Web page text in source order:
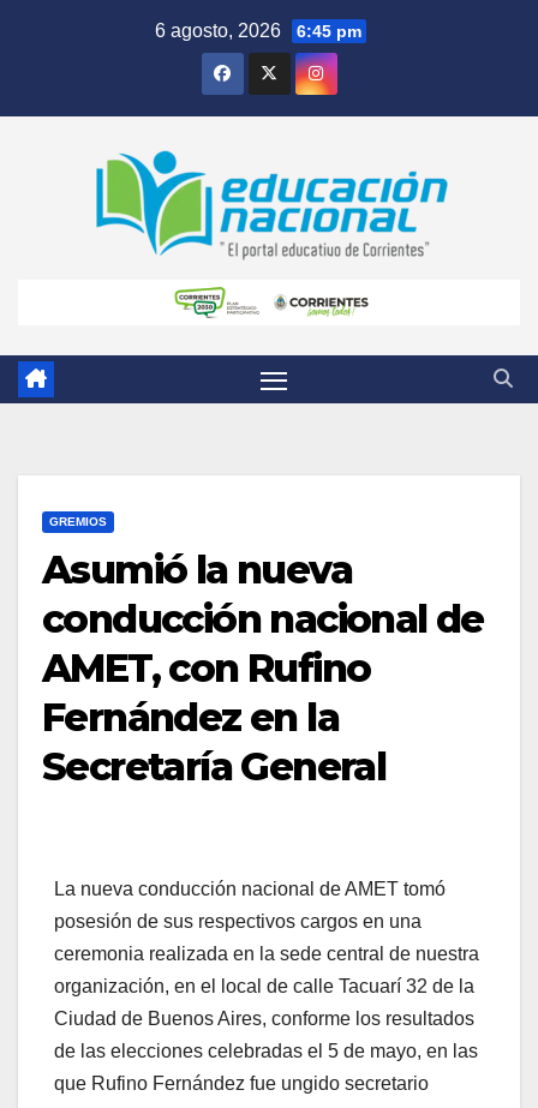
6 agosto, 2026 6:45 pm
GREMIOS
Asumió la nueva
conducción nacional de
AMET, con Rufino
Fernández en la
Secretaría General
La nueva conducción nacional de AMET tomó
posesión de sus respectivos cargos en una
ceremonia realizada en la sede central de nuestra
organización, en el local de calle Tacuarí 32 de la
Ciudad de Buenos Aires, conforme los resultados
de las elecciones celebradas el 5 de mayo, en las
que Rufino Fernández fue ungido secretario